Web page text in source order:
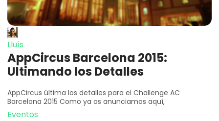
Lluís
AppCircus Barcelona 2015:
Ultimando los Detalles
AppCircus última los detalles para el Challenge AC
Barcelona 2015 Como ya os anunciamos aquí,
Eventos